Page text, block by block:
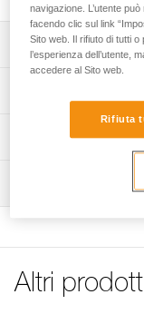
Descrizione
verticale, o
automatiche
della fibbia
Carico massimo
Garanzia : 3 anni
Informazioni
Scarica il pdf
NEST-STEF
FAQ
FAQ
Scarica il pdf verif-
Altri
navigazione. L’utente
facendo clic sul link
Sito web. Il rifiuto di tutti
l’esperienza dell’utente,
accedere al Sito web.
Rifiuta